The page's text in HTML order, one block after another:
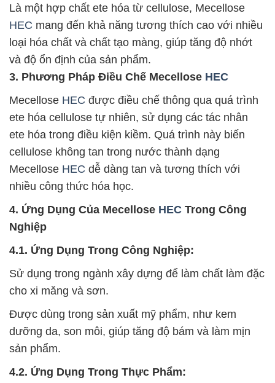
Là một hợp chất ete hóa từ cellulose, Mecellose
HEC mang đến khả năng tương thích cao với nhiều
loại hóa chất và chất tạo màng, giúp tăng độ nhớt
và độ ổn định của sản phẩm.
3. Phương Pháp Điều Chế Mecellose HEC
Mecellose HEC được điều chế thông qua quá trình
ete hóa cellulose tự nhiên, sử dụng các tác nhân
ete hóa trong điều kiện kiềm. Quá trình này biến
cellulose không tan trong nước thành dạng
Mecellose HEC dễ dàng tan và tương thích với
nhiều công thức hóa học.
4. Ứng Dụng Của Mecellose HEC Trong Công
Nghiệp
4.1. Ứng Dụng Trong Công Nghiệp:
Sử dụng trong ngành xây dựng để làm chất làm đặc
cho xi măng và sơn.
Được dùng trong sản xuất mỹ phẩm, như kem
dưỡng da, son môi, giúp tăng độ bám và làm mịn
sản phẩm.
4.2. Ứng Dụng Trong Thực Phẩm: